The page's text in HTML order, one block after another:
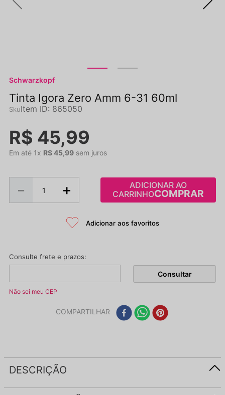
Schwarzkopf
Tinta Igora Zero Amm 6-31 60ml
Item ID: 865050
R$ 45,99
Em até 1x R$45,99 sem juros
＋
－
ADICIONAR AO
CARRINHO
Não sei meu CEP
COMPARTILHAR
DESCRIÇÃO